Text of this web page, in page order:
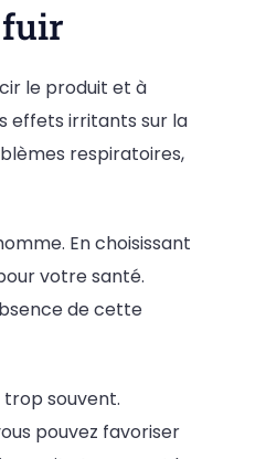
le produit et à
effets irritants sur la
respiratoires,
En choisissant
votre santé.
de cette
souvent.
pouvez favoriser